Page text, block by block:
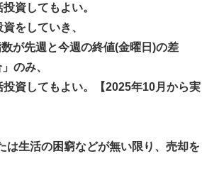
資してもよい。
をしていき、
が先週と今週の終値(金曜日)の差
のみ、
投資してもよい。【2025年10月から実
は生活の困窮などが無い限り、売却を